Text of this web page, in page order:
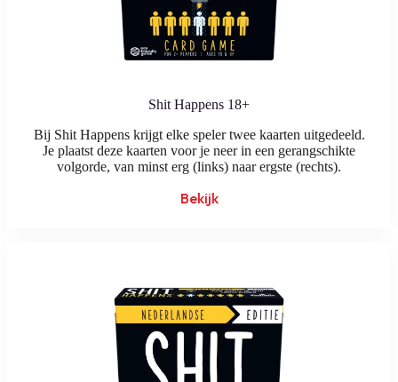
Shit Happens 18+
Bij Shit Happens krijgt elke speler twee kaarten uitgedeeld.
Je plaatst deze kaarten voor je neer in een gerangschikte
volgorde, van minst erg (links) naar ergste (rechts).
Bekijk